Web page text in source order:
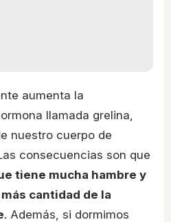
aumenta la
llamada grelina,
nuestro cuerpo de
consecuencias son que
tiene mucha hambre y
cantidad de la
. Además, si dormimos